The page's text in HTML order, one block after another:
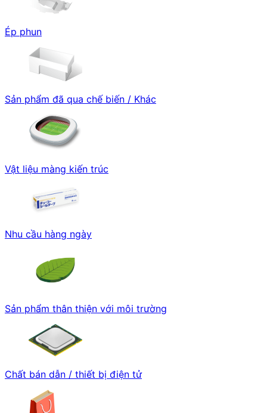
Ép phun
Sản phẩm đã qua chế biến / Khác
Vật liệu màng kiến trúc
Nhu cầu hàng ngày
Sản phẩm thân thiện với môi trường
Chất bán dẫn / thiết bị điện tử